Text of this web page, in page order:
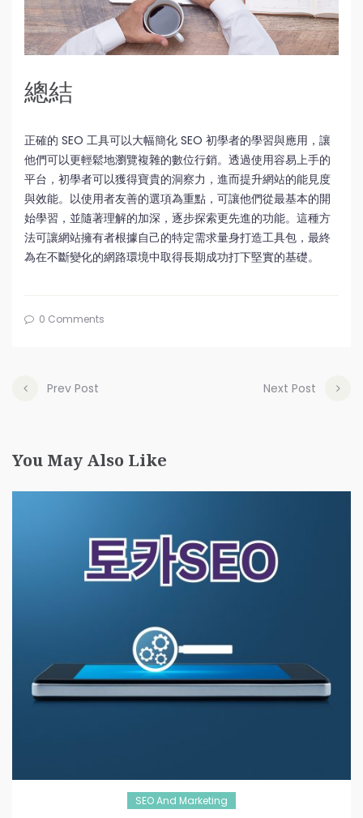
總結
正確的 SEO 工具可以大幅簡化 SEO 初學者的學習與應用，讓
他們可以更輕鬆地瀏覽複雜的數位行銷。透過使用容易上手的
平台，初學者可以獲得寶貴的洞察力，進而提升網站的能見度
與效能。以使用者友善的選項為重點，可讓他們從最基本的開
始學習，並隨著理解的加深，逐步探索更先進的功能。這種方
法可讓網站擁有者根據自己的特定需求量身打造工具包，最終
為在不斷變化的網路環境中取得長期成功打下堅實的基礎。
0 Comments
Prev Post Next Post
You May Also Like
SEO And Marketing